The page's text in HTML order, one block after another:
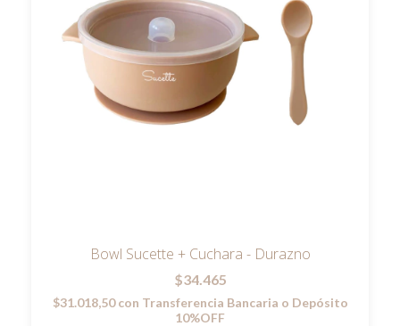
Bowl Sucette + Cuchara - Durazno
$34.465
$31.018,50con Transferencia Bancaria o Depósito
10%OFF